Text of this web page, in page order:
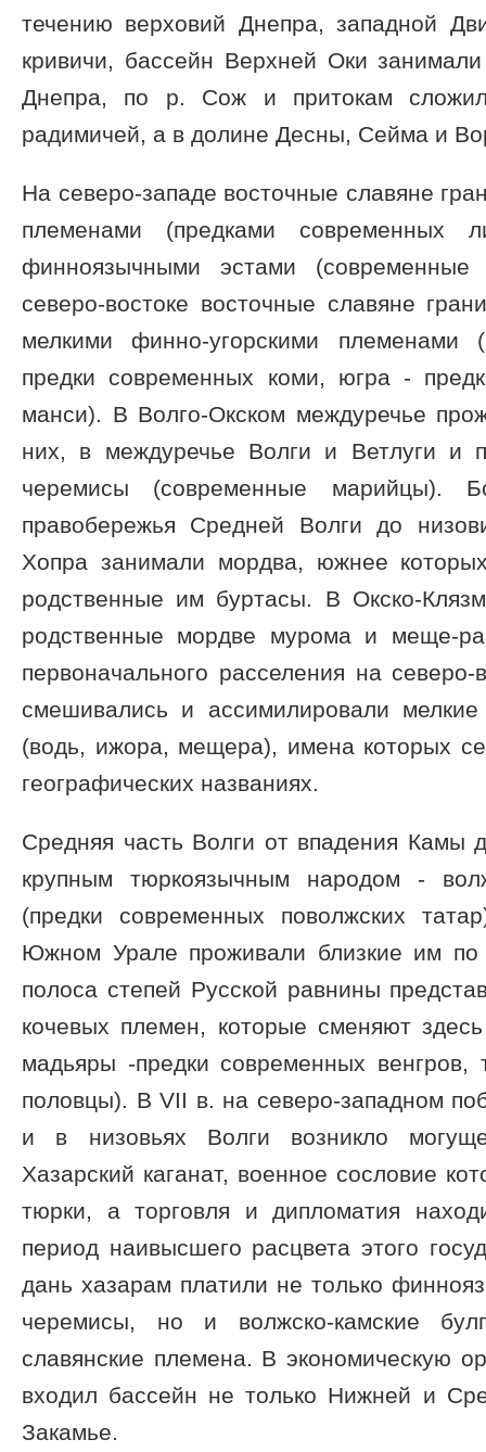
течению верховий Днепра, западной
кривичи, бассейн Верхней Оки
Днепра, по р. Сож и притокам
радимичей, а в долине Десны, Сейма и
На северо-западе восточные славяне
племенами (предками современных
финноязычными эстами
северо-востоке восточные славяне
мелкими финно-угорскими
предки современных коми, югра -
манси). В Волго-Окском междуречье
них, в междуречье Волги и Ветлуги и
черемисы (современные марийцы).
правобережья Средней Волги до
Хопра занимали мордва, южнее
родственные им буртасы. В Окско-
родственные мордве мурома и меще-
первоначального расселения на северо-
смешивались и ассимилировали
(водь, ижора, мещера), имена которых
географических названиях.
Средняя часть Волги от впадения Камы
крупным тюркоязычным народом -
(предки современных поволжских
Южном Урале проживали близкие им
полоса степей Русской равнины
кочевых племен, которые сменяют
мадьяры -предки современных венгров,
половцы). В VII в. на северо-западном
и в низовьях Волги возникло
Хазарский каганат, военное сословие
тюрки, а торговля и дипломатия
период наивысшего расцвета этого
дань хазарам платили не только
черемисы, но и волжско-камские
славянские племена. В экономическую
входил бассейн не только Нижней и
Закамье.